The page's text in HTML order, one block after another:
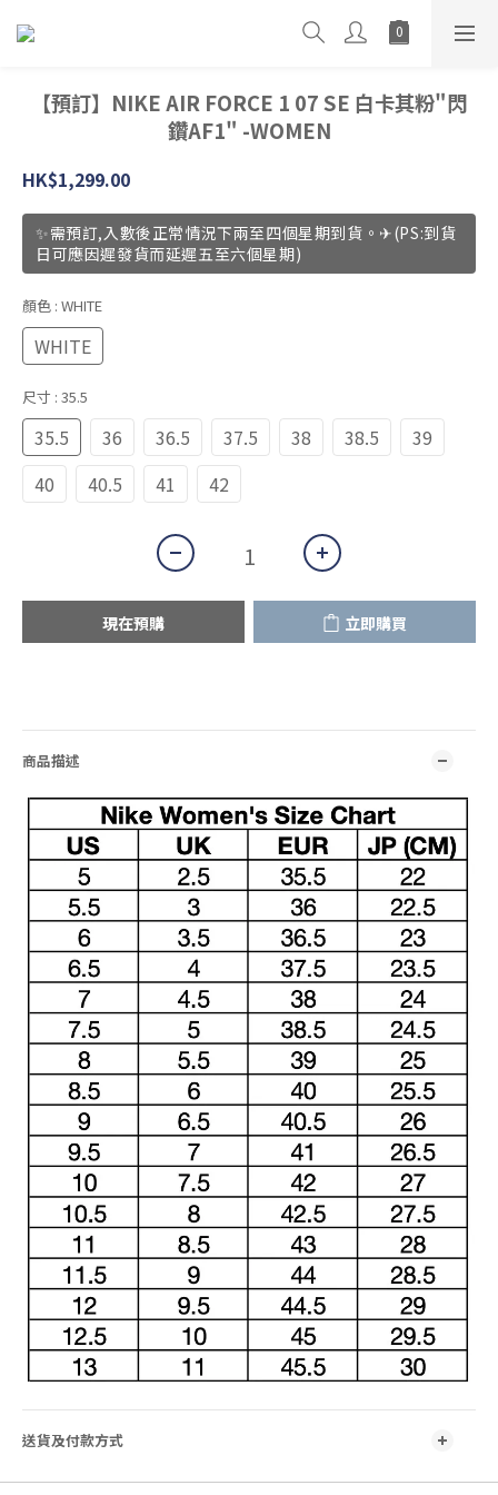
【預訂】NIKE AIR FORCE 1 07 SE 白卡其粉"閃
鑽AF1" -WOMEN
HK$1,299.00
✨需預訂,入數後正常情況下兩至四個星期到貨。✈(PS:到貨
日可應因遲發貨而延遲五至六個星期)
顏色 : WHITE
WHITE
尺寸 : 35.5
35.5 36 36.5 37.5 38 38.5
39
40
40.5 41 42
現在預購 立即購買
商品描述
送貨及付款方式